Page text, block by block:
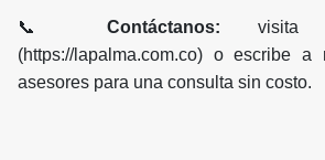
📞 Contáctanos: visita
(https://lapalma.com.co) o escribe
asesores para una consulta sin costo.